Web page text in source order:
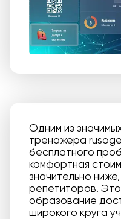
Одним из
тренажера
бесплатного
комфортная
значительно
репетиторов.
образование
широкого круга